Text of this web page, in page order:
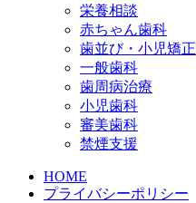
栄養相談
赤ちゃん歯科
歯並び・小児矯正
一般歯科
歯周病治療
小児歯科
審美歯科
禁煙支援
HOME
プライバシーポリシー